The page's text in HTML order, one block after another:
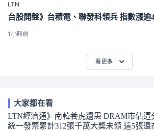
LTN
台股開盤》台積電、聯發科領兵 指數漲逾
1小時前
看更多
大家都在看
LTN經濟通》南韓養虎遺患 DRAM市佔遭
統一發票累計312張千萬大獎未領 這5張還